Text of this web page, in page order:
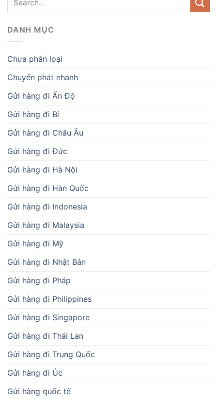
DANH MỤC
Chưa phân loại
Chuyển phát nhanh
Gửi hàng đi Ấn Độ
Gửi hàng đi Bỉ
Gửi hàng đi Châu Âu
Gửi hàng đi Đức
Gửi hàng đi Hà Nội
Gửi hàng đi Hàn Quốc
Gửi hàng đi Indonesia
Gửi hàng đi Malaysia
Gửi hàng đi Mỹ
Gửi hàng đi Nhật Bản
Gửi hàng đi Pháp
Gửi hàng đi Philippines
Gửi hàng đi Singapore
Gửi hàng đi Thái Lan
Gửi hàng đi Trung Quốc
Gửi hàng đi Úc
Gửi hàng quốc tế